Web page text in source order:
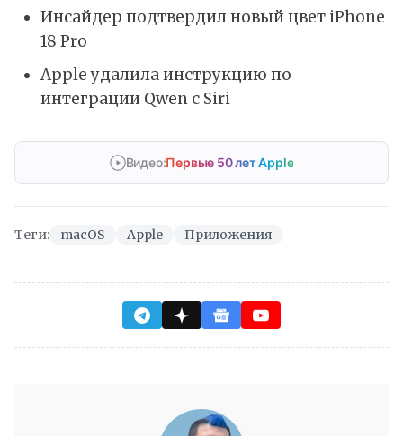
Инсайдер подтвердил новый цвет iPhone
18 Pro
Apple удалила инструкцию по
интеграции Qwen с Siri
Видео:Первые 50 лет Apple
Теги: macOS Apple Приложения